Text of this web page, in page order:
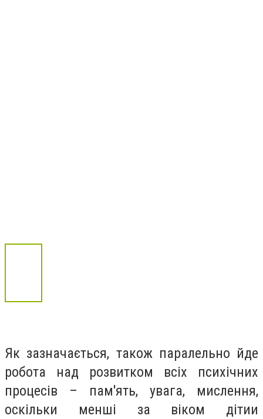
Як зазначається, також паралельно йде
робота над розвитком всіх психічних
процесів – пам'ять, увага, мислення,
оскільки менші за віком дітии